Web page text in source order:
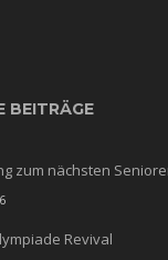
BEITRÄGE
zum nächsten
Revival